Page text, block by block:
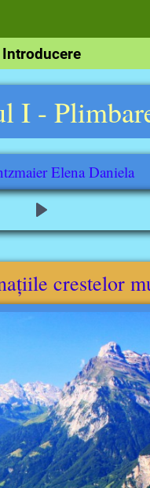
Introducere
I -
Elena Daniela
crestelor